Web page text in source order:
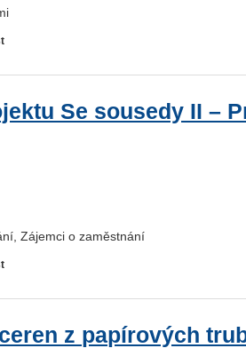
Se sousedy II –
Zájemci o zaměstnání
z papírových